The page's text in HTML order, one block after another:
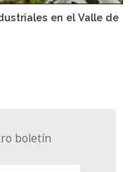
en el Valle de
boletín